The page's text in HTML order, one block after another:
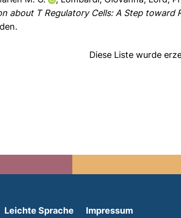
about T Regulatory Cells: A Step toward
Diese Liste wurde
Leichte Sprache (external link, opens in a
Impressum